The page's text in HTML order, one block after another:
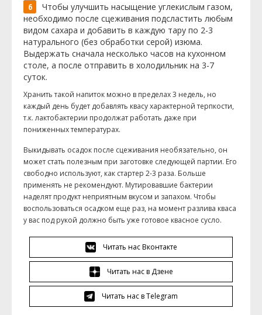
Чтобы улучшить насыщение углекислым газом,
необходимо после сцеживания подсластить любым
видом сахара и добавить в каждую тару по 2-3
натурального (без обработки серой) изюма.
Выдержать сначала несколько часов на кухонном
столе, а после отправить в холодильник на 3-7
суток.
Хранить такой напиток можно в пределах 3 недель, но
каждый день будет добавлять квасу характерной терпкости,
т.к. лактобактерии продолжат работать даже при
пониженных температурах.
Выкидывать осадок после сцеживания необязательно, он
может стать полезным при заготовке следующей партии. Его
свободно используют, как стартер 2-3 раза. Больше
применять не рекомендуют. Мутировавшие бактерии
наделят продукт неприятным вкусом и запахом. Чтобы
воспользоваться осадком еще раз, на момент разлива кваса
у вас под рукой должно быть уже готовое квасное сусло.
Читать нас Вконтакте
Читать нас в Дзене
Читать нас в Telegram